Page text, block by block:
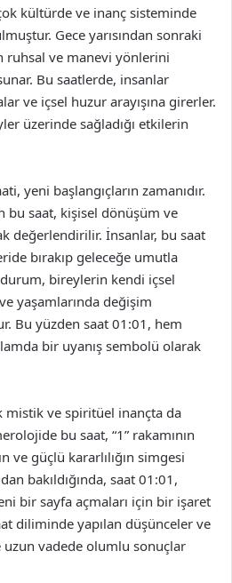
kültürde ve inanç sisteminde
Gece yarısından sonraki
ruhsal ve manevi yönlerini
Bu saatlerde, insanlar
ve içsel huzur arayışına girerler.
üzerinde sağladığı etkilerin
yeni başlangıçların zamanıdır.
bu saat, kişisel dönüşüm ve
değerlendirilir. İnsanlar, bu saat
bırakıp geleceğe umutla
bireylerin kendi içsel
yaşamlarında değişim
Bu yüzden saat 01:01, hem
bir uyanış sembolü olarak
mistik ve spiritüel inançta da
bu saat, “1” rakamının
ve güçlü kararlılığın simgesi
bakıldığında, saat 01:01,
bir sayfa açmaları için bir işaret
diliminde yapılan düşünceler ve
uzun vadede olumlu sonuçlar